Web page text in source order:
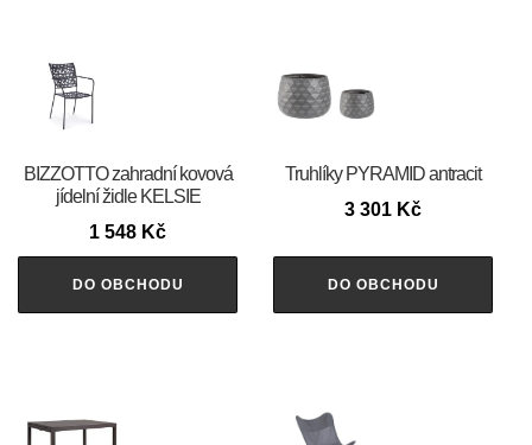
BIZZOTTO zahradní kovová
jídelní židle KELSIE
1 548 Kč
DO OBCHODU
Truhlíky PYRAMID antracit
3 301 Kč
DO OBCHODU